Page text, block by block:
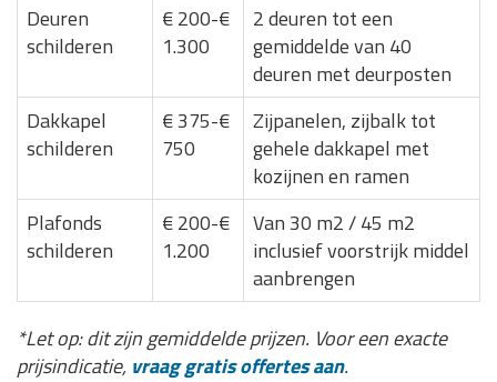
Deuren
schilderen
€ 200-€
1.300
2 deuren tot een
gemiddelde van 40
deuren met deurposten
Dakkapel
schilderen
€ 375-€
750
Zijpanelen, zijbalk tot
gehele dakkapel met
kozijnen en ramen
Plafonds
schilderen
€ 200-€
1.200
Van 30 m2 / 45 m2
inclusief voorstrijk middel
aanbrengen
*Let op: dit zijn gemiddelde prijzen. Voor een exacte
prijsindicatie, vraag gratis offertes aan.